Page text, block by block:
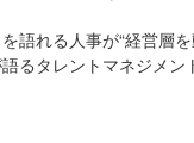
語れる人事が“経営層
るタレントマネジメン